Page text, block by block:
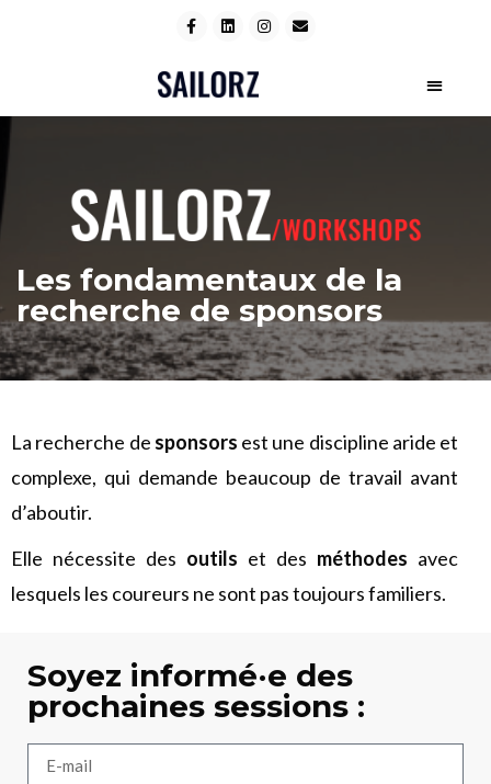
Les fondamentaux de la
recherche de sponsors
La recherche de sponsors est une discipline aride et
complexe, qui demande beaucoup de travail avant
d’aboutir.
Elle nécessite des outils et des méthodes avec
lesquels les coureurs ne sont pas toujours familiers.
Soyez informé·e des
prochaines sessions :